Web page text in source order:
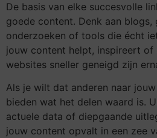
De basis van elke succesvolle
goede content. Denk aan blogs,
onderzoeken of tools die écht
jouw content helpt, inspireert of
websites sneller geneigd zijn
Als je wilt dat anderen naar
bieden wat het delen waard is.
actuele data of diepgaande
jouw content opvalt in een zee